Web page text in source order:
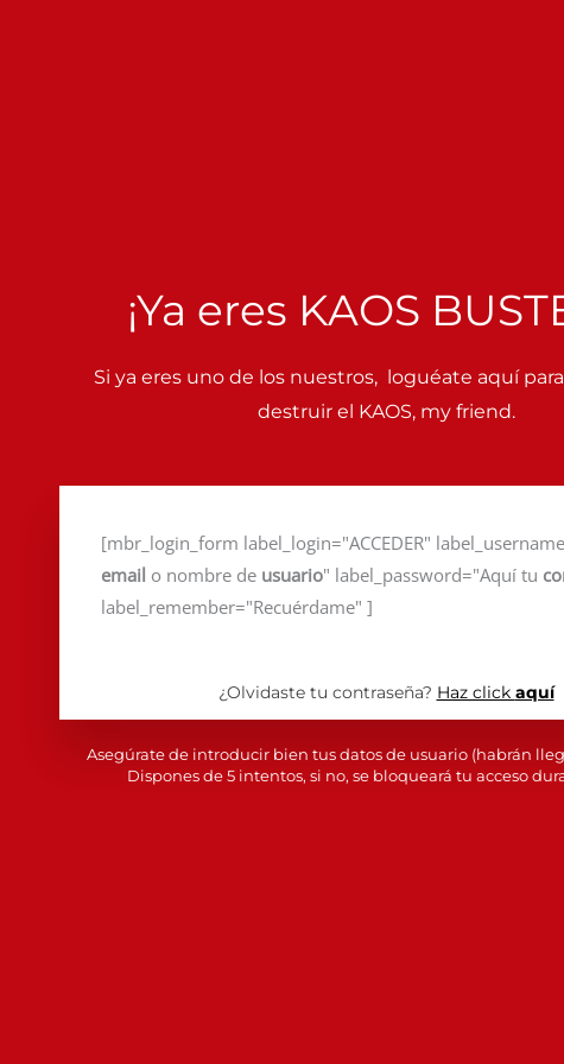
¡Ya eres KAOS
Si ya eres uno de los nuestros, loguéate aquí
destruir el KAOS, my friend.
[mbr_login_form label_login="ACCEDER"
email o nombre de usuario" label_password="Aquí tu
label_remember="Recuérdame" ]
¿Olvidaste tu contraseña? Haz click aquí
Asegúrate de introducir bien tus datos de usuario (habrán
Dispones de 5 intentos, si no, se bloqueará tu acceso